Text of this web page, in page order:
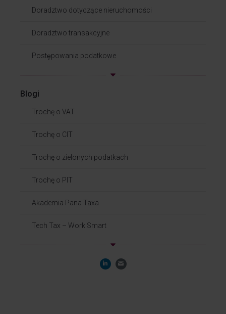
Doradztwo dotyczące nieruchomości
Doradztwo transakcyjne
Postępowania podatkowe
Blogi
Trochę o VAT
Trochę o CIT
Trochę o zielonych podatkach
Trochę o PIT
Akademia Pana Taxa
Tech Tax – Work Smart